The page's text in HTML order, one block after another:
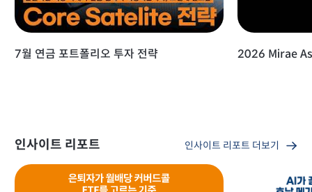
7월 연금 포트폴리오 투자 전략 2026 Mirae
인사이트 리포트 인사이트 리포트 더보기